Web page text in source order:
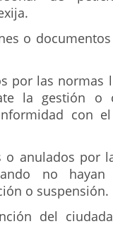
o
por las normas
la gestión o
con
o anulados por
no hayan
o suspensión.
del